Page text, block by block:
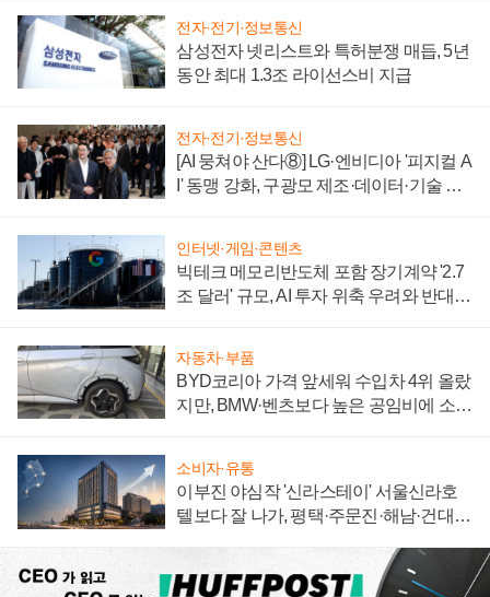
전자·전기·정보통신
삼성전자 넷리스트와 특허분쟁 매듭, 5년
동안 최대 1.3조 라이선스비 지급
전자·전기·정보통신
[AI 뭉쳐야 산다⑧] LG·엔비디아 '피지컬 A
I' 동맹 강화, 구광모 제조·데이터·기술 결
인터넷·게임·콘텐츠
빅테크 메모리반도체 포함 장기계약 '2.7
조 달러' 규모, AI 투자 위축 우려와 반대
자동차·부품
BYD코리아 가격 앞세워 수입차 4위 올랐
지만, BMW·벤츠보다 높은 공임비에 소비
소비자·유통
이부진 야심작 '신라스테이' 서울신라호
텔보다 잘 나가, 평택·주문진·해남·건대로